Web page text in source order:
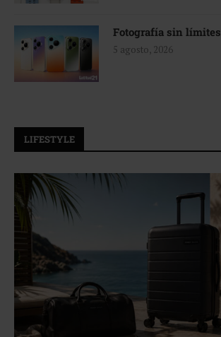
Fotografía sin límites
5 agosto, 2026
LIFESTYLE